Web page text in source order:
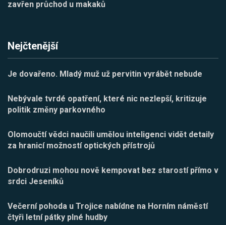
zavřen průchod u makaků
Nejčtenější
Je dovařeno. Mladý muž už pervitin vyrábět nebude
Nebývale tvrdé opatření, které nic nezlepší, kritizuje
politik změny parkovného
Olomoučtí vědci naučili umělou inteligenci vidět detaily
za hranicí možností optických přístrojů
Dobrodruzi mohou nově kempovat bez starostí přímo v
srdci Jeseníků
Večerní pohoda u Trojice nabídne na Horním náměstí
čtyři letní pátky plné hudby